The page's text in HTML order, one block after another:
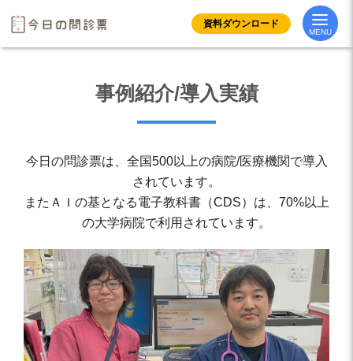
content
MENU
資料ダウンロード
事例紹介/導入実績
今⽇の問診票は、全国500以上の病院/医療機関で導⼊
されています。
またＡＩの基となる電⼦教科書（CDS）は、70%以上
の⼤学病院で利⽤されています。